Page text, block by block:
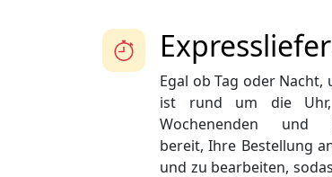
Egal ob Tag oder Nacht,
ist rund um die
Wochenenden und
bereit, Ihre Bestellung
und zu bearbeiten,